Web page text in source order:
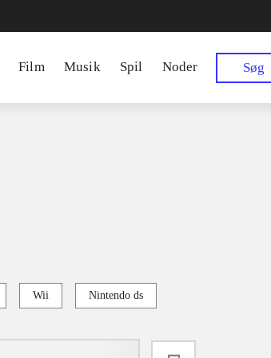
Film Musik Spil Noder Søg
Wii Nintendo ds